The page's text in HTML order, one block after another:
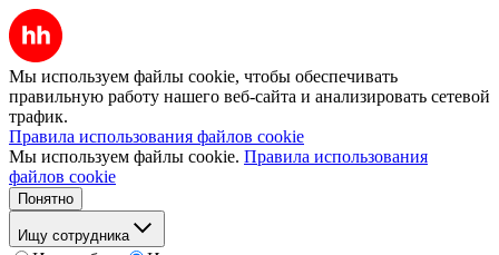
Мы используем файлы cookie, чтобы обеспечивать
правильную работу нашего веб-сайта и анализировать сетевой
трафик.
Правила использования файлов cookie
Мы используем файлы cookie. Правила использования
файлов cookie
Понятно
Ищу сотрудника